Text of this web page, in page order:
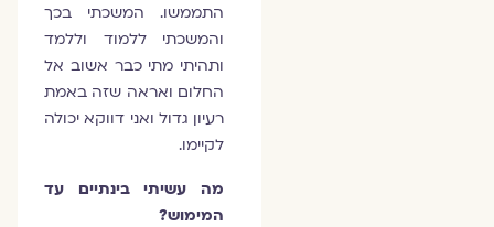
התממשו. המשכתי בכך
והמשכתי ללמוד וללמד
ותהיתי מתי כבר אשוב אל
החלום ואראה שזה באמת
רעיון גדול ואני דווקא יכולה
לקיימו.
מה עשיתי בינתיים עד
המימוש?